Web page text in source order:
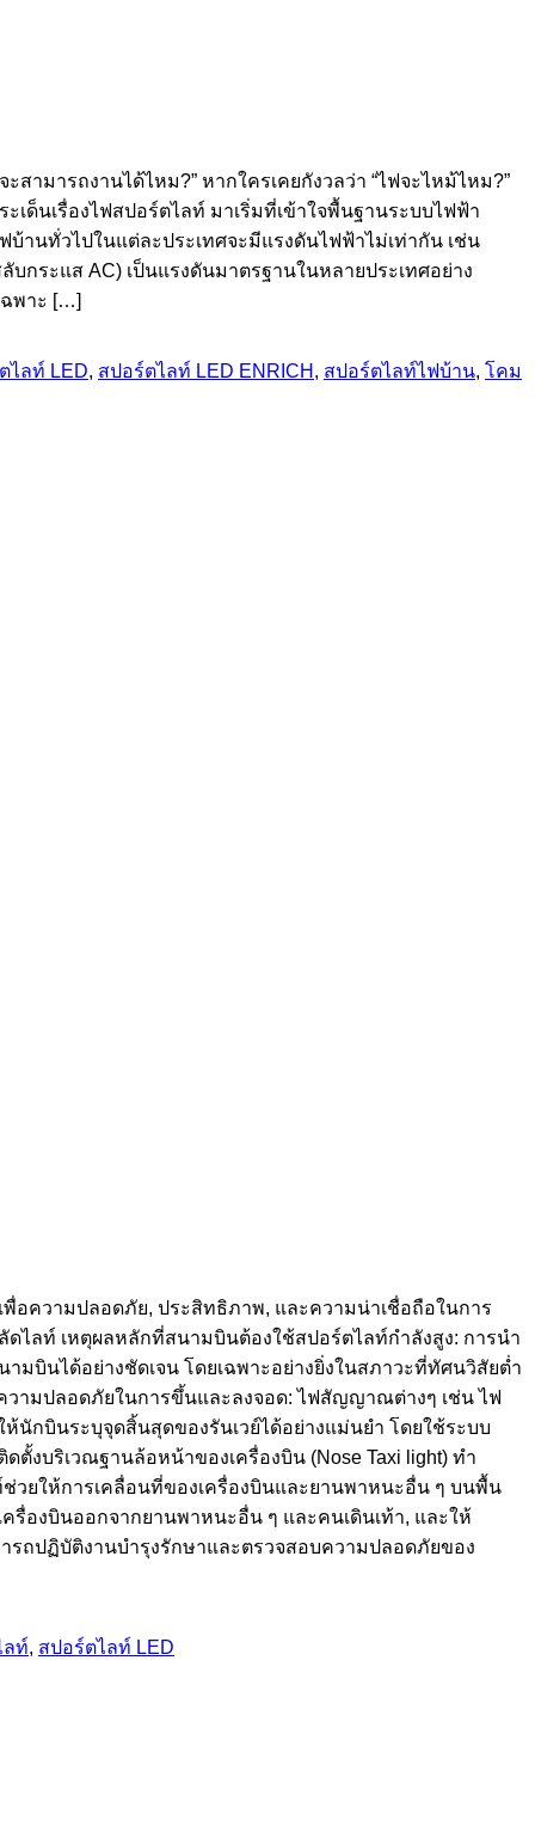
สามารถงานได้ไหม?” หากใครเคยกังวลว่า “ไฟจะไหม้ไหม?”
ด็นเรื่องไฟสปอร์ตไลท์ มาเริ่มที่เข้าใจพื้นฐานระบบไฟฟ้า
านทั่วไปในแต่ละประเทศจะมีแรงดันไฟฟ้าไม่เท่ากัน เช่น
บกระแส AC) เป็นแรงดันมาตรฐานในหลายประเทศอย่าง
พาะ […]
ไลท์ LED, สปอร์ตไลท์ LED ENRICH , สปอร์ตไลท์ไฟบ้าน, โคม
อความปลอดภัย, ประสิทธิภาพ, และความน่าเชื่อถือในการ
ไลท์ เหตุผลหลักที่สนามบินต้องใช้สปอร์ตไลท์กำลังสูง: การนำ
บินได้อย่างชัดเจน โดยเฉพาะอย่างยิ่งในสภาวะที่ทัศนวิสัยต่ำ
ามปลอดภัยในการขึ้นและลงจอด: ไฟสัญญาณต่างๆ เช่น ไฟ
นักบินระบุจุดสิ้นสุดของรันเวย์ได้อย่างแม่นยำ โดยใช้ระบบ
งบริเวณฐานล้อหน้าของเครื่องบิน (Nose Taxi light) ทำ
วยให้การเคลื่อนที่ของเครื่องบินและยานพาหนะอื่น ๆ บนพื้น
รื่องบินออกจากยานพาหนะอื่น ๆ และคนเดินเท้า, และให้
ถปฏิบัติงานบำรุงรักษาและตรวจสอบความปลอดภัยของ
ลท์, สปอร์ตไลท์ LED